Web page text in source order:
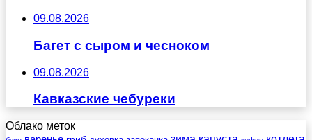
09.08.2026
Багет с сыром и чесноком
09.08.2026
Кавказские чебуреки
Облако меток